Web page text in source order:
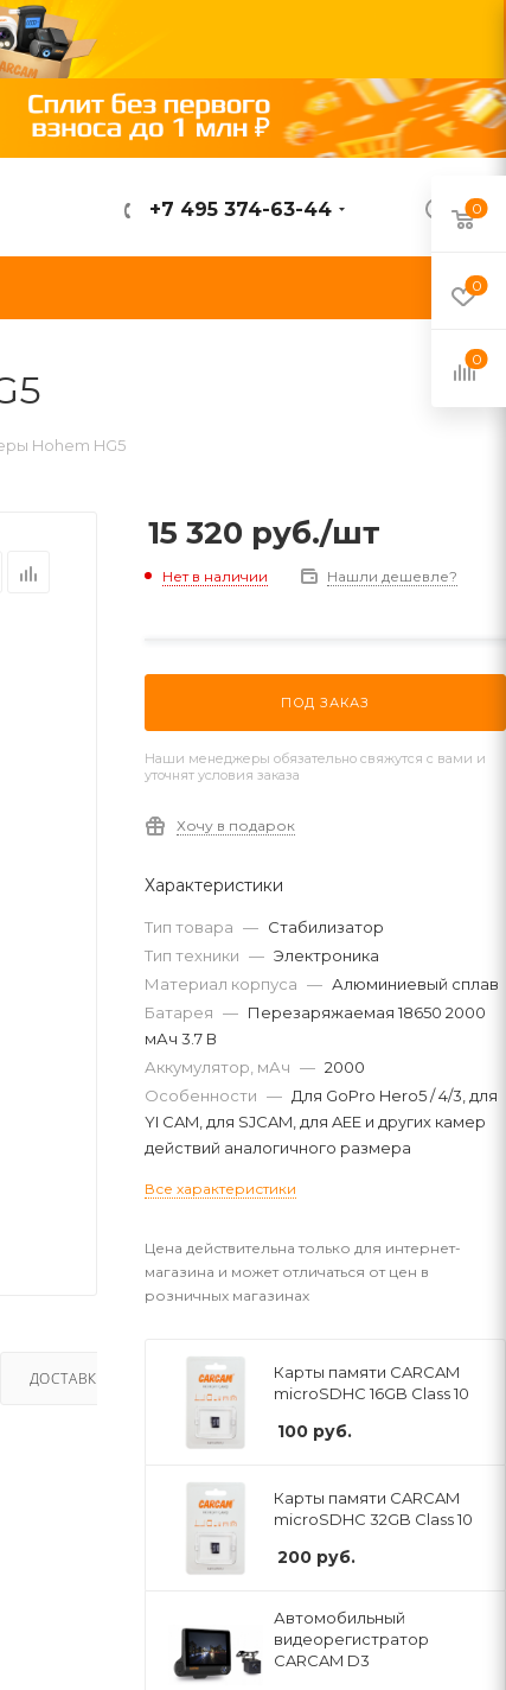
ВОЙТИ
+7 495 374-63-44
Hohem HG5
ДОСТАВКА
15 320 руб./шт
Нет в наличии Нашли дешевле?
ПОД ЗАКАЗ
Наши менеджеры обязательно свяжутся с вами и
уточнят условия заказа
Хочу в подарок
Характеристики
Тип товара — Стабилизатор
Тип техники — Электроника
Материал корпуса — Алюминиевый сплав
Батарея — Перезаряжаемая 18650 2000
мАч 3.7 В
Аккумулятор, мАч — 2000
Особенности — Для GoPro Hero5 / 4/3, для
YI CAM, для SJCAM, для AEE и других камер
действий аналогичного размера
Все характеристики
Цена действительна только для интернет-
магазина и может отличаться от цен в
розничных магазинах
Карты памяти CARCAM
microSDHC 16GB Class 10
100 руб.
Карты памяти CARCAM
microSDHC 32GB Class 10
200 руб.
Автомобильный
видеорегистратор
CARCAM D3
0
0
0